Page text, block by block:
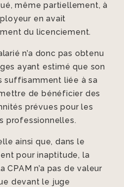
même partiellement, à
en avait
du licenciement.
n’a donc pas obtenu
ayant estimé que son
suffisamment liée à sa
de bénéficier des
prévues pour les
professionnelles.
ainsi que, dans le
pour inaptitude, la
CPAM n’a pas de valeur
devant le juge